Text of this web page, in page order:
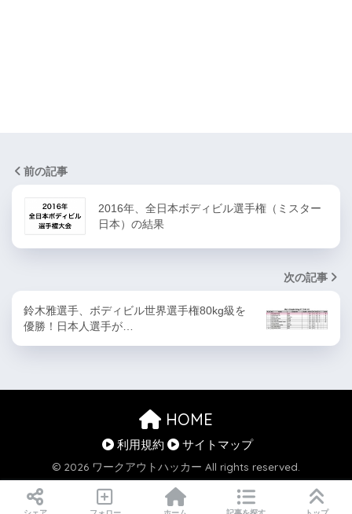
前の記事
2016年、全日本ボディビル選手権（ミスター
日本）の結果
次の記事
鈴木雅選手、ボディビル世界選手権80kg級を
優勝！日本人選手が…
HOME
利用規約
サイトマップ
© 2026 ワークアウトハッカー All rights reserved.